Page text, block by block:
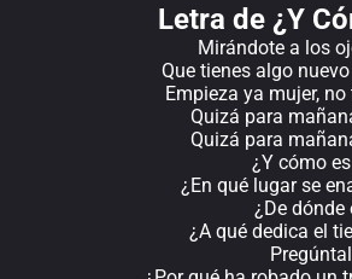
Letra de ¿Y
Mirándote a los
Que tienes algo
Empieza ya mujer,
Quizá para
Quizá para
¿Y cómo
¿En qué lugar se
¿De dónde
¿A qué dedica el